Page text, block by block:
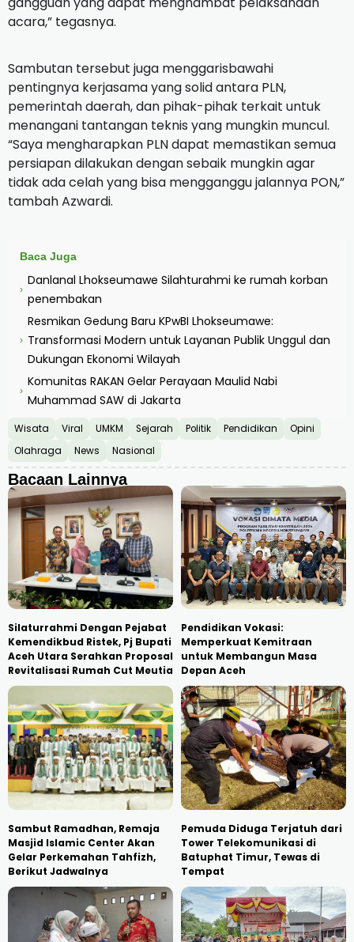
acara,” tegasnya.
Sambutan tersebut juga menggarisbawahi
pentingnya kerjasama yang solid antara PLN,
pemerintah daerah, dan pihak-pihak terkait untuk
menangani tantangan teknis yang mungkin muncul.
“Saya mengharapkan PLN dapat memastikan semua
persiapan dilakukan dengan sebaik mungkin agar
tidak ada celah yang bisa mengganggu jalannya PON,”
tambah Azwardi.
Baca Juga
›
Danlanal Lhokseumawe Silahturahmi ke rumah korban
penembakan
›
Resmikan Gedung Baru KPwBI Lhokseumawe:
Transformasi Modern untuk Layanan Publik Unggul dan
Dukungan Ekonomi Wilayah
›
Komunitas RAKAN Gelar Perayaan Maulid Nabi
Muhammad SAW di Jakarta
Wisata Viral UMKM Sejarah Politik Pendidikan
Opini
Olahraga
News Nasional
Bacaan Lainnya
Silaturrahmi Dengan Pejabat
Kemendikbud Ristek, Pj Bupati
Aceh Utara Serahkan Proposal
Revitalisasi Rumah Cut Meutia
Pendidikan Vokasi:
Memperkuat Kemitraan
untuk Membangun Masa
Depan Aceh
Sambut Ramadhan, Remaja
Masjid Islamic Center Akan
Gelar Perkemahan Tahfizh,
Berikut Jadwalnya
Pemuda Diduga Terjatuh dari
Tower Telekomunikasi di
Batuphat Timur, Tewas di
Tempat